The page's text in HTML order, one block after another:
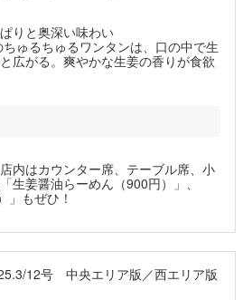
りと奥深い味わい
ゅるちゅるワンタンは、口の中で生
広がる。爽やかな生姜の香りが食欲
内はカウンター席、テーブル席、小
生姜醤油らーめん（900円）」、
」もぜひ！
12号 中央エリア版／西エリア版